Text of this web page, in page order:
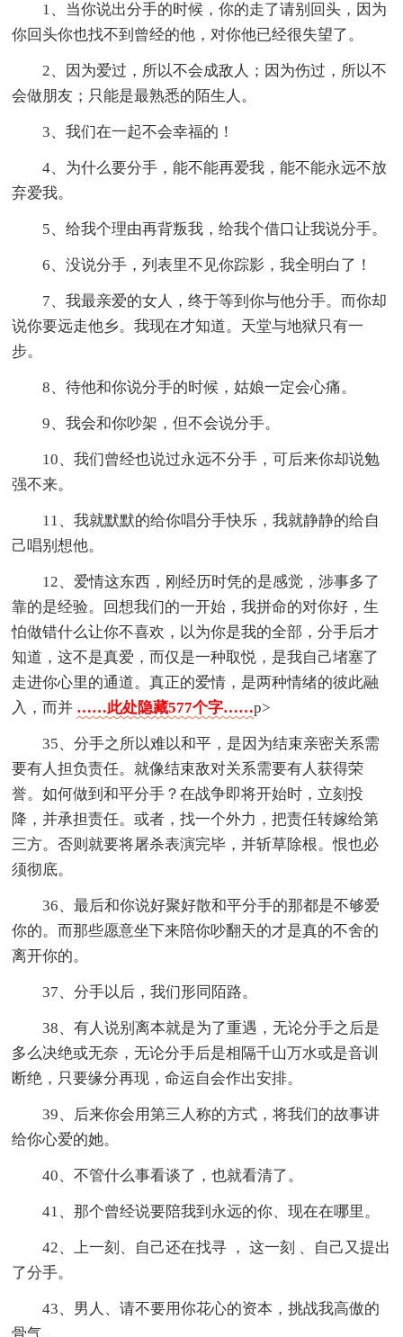
1、当你说出分手的时候，你的走了请别回头，因为
你回头你也找不到曾经的他，对你他已经很失望了。
2、因为爱过，所以不会成敌人；因为伤过，所以不
会做朋友；只能是最熟悉的陌生人。
3、我们在一起不会幸福的！
4、为什么要分手，能不能再爱我，能不能永远不放
弃爱我。
5、给我个理由再背叛我，给我个借口让我说分手。
6、没说分手，列表里不见你踪影，我全明白了！
7、我最亲爱的女人，终于等到你与他分手。而你却
说你要远走他乡。我现在才知道。天堂与地狱只有一
步。
8、待他和你说分手的时候，姑娘一定会心痛。
9、我会和你吵架，但不会说分手。
10、我们曾经也说过永远不分手，可后来你却说勉
强不来。
11、我就默默的给你唱分手快乐，我就静静的给自
己唱别想他。
12、爱情这东西，刚经历时凭的是感觉，涉事多了
靠的是经验。回想我们的一开始，我拼命的对你好，生
怕做错什么让你不喜欢，以为你是我的全部，分手后才
知道，这不是真爱，而仅是一种取悦，是我自己堵塞了
走进你心里的通道。真正的爱情，是两种情绪的彼此融
入，而并 ……此处隐藏577个字……p>
35、分手之所以难以和平，是因为结束亲密关系需
要有人担负责任。就像结束敌对关系需要有人获得荣
誉。如何做到和平分手？在战争即将开始时，立刻投
降，并承担责任。或者，找一个外力，把责任转嫁给第
三方。否则就要将屠杀表演完毕，并斩草除根。恨也必
须彻底。
36、最后和你说好聚好散和平分手的那都是不够爱
你的。而那些愿意坐下来陪你吵翻天的才是真的不舍的
离开你的。
37、分手以后，我们形同陌路。
38、有人说别离本就是为了重遇，无论分手之后是
多么决绝或无奈，无论分手后是相隔千山万水或是音训
断绝，只要缘分再现，命运自会作出安排。
39、后来你会用第三人称的方式，将我们的故事讲
给你心爱的她。
40、不管什么事看谈了，也就看清了。
41、那个曾经说要陪我到永远的你、现在在哪里。
42、上一刻、自己还在找寻 ， 这一刻 、自己又提出
了分手。
43、男人、请不要用你花心的资本，挑战我高傲的